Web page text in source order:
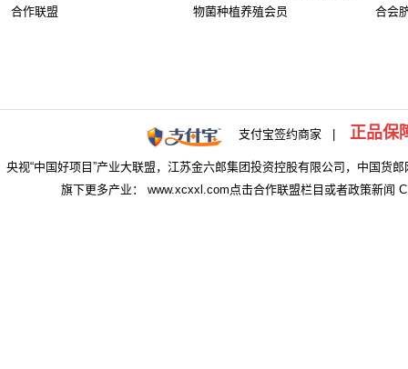
合作联盟
物菌种植养殖会员
合会
支付宝签约商家 | 正品保
央视“中国好项目”产业大联盟，江苏金六郎集团投资控股有限公司，中国货
旗下更多产业： www.xcxxl.com点击合作联盟栏目或者政策新闻